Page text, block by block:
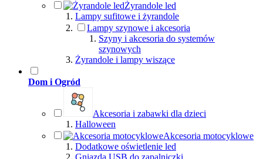
Żyrandole led
Lampy sufitowe i żyrandole
Lampy szynowe i akcesoria
Szyny i akcesoria do systemów
szynowych
Żyrandole i lampy wiszące
Dom i Ogród
Akcesoria i zabawki dla dzieci
Halloween
Akcesoria motocyklowe
Dodatkowe oświetlenie led
Gniazda USB do zapalniczki